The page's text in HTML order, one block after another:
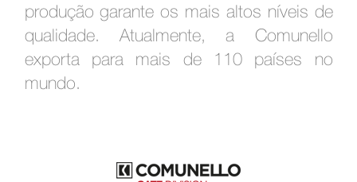
produção garante os mais altos níveis de
qualidade. Atualmente, a Comunello
exporta para mais de 110 países no
mundo.